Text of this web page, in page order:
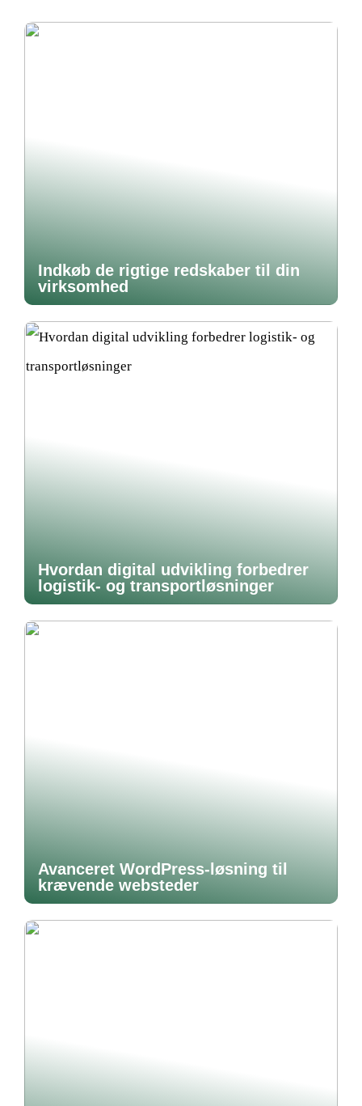
Indkøb de rigtige redskaber til din
virksomhed
Hvordan digital udvikling forbedrer
logistik- og transportløsninger
Avanceret WordPress-løsning til
krævende websteder